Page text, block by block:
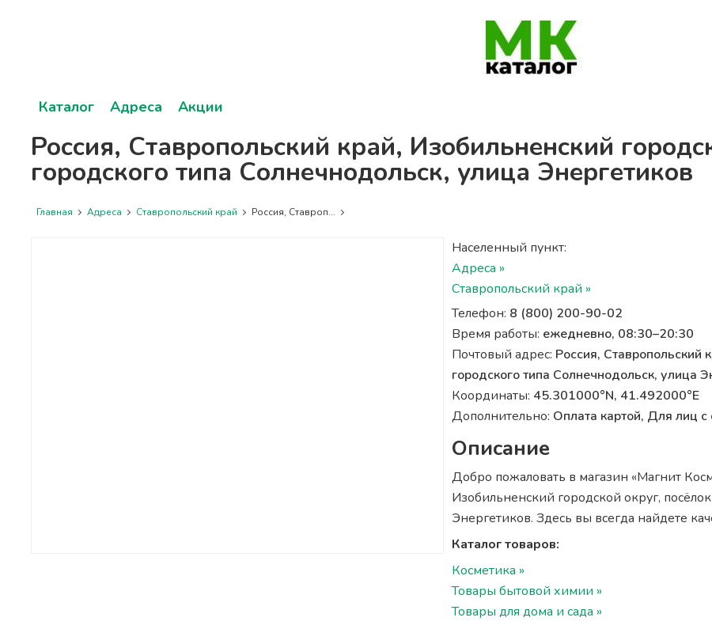
Каталог Адреса Акции
Россия, Ставропольский край, Изобильненский
городского типа Солнечнодольск, улица Энергетиков
Главная Адреса Ставропольский край Россия, Ставроп...
Населенный пункт:
Адреса »
Ставропольский край »
Телефон: 8 (800) 200-90-02
Время работы: ежедневно, 08:30–20:30
Почтовый адрес: Россия, Ставропольский
городского типа Солнечнодольск, улица
Координаты: 45.301000°N, 41.492000°E
Дополнительно: Оплата картой, Для лиц
Описание
Добро пожаловать в магазин «Магнит
Изобильненский городской округ,
Энергетиков. Здесь вы всегда найдете
Каталог товаров:
Косметика »
Товары бытовой химии »
Товары для дома и сада »